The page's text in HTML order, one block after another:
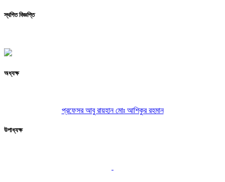
স্থগিত বিজ্ঞপ্তি
অধ্যক্ষ
প্রফেসর আবু রায়হান মোঃ আশিকুর রহমান
উপাধ্যক্ষ